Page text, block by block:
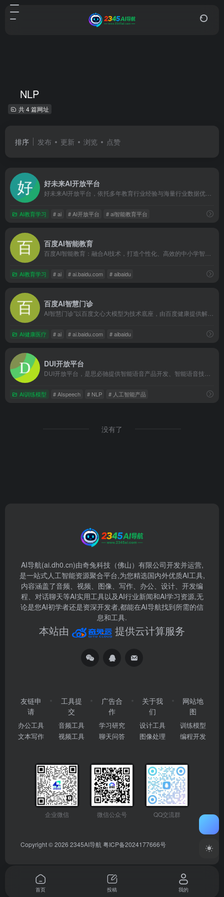
NLP
共 4 篇网址
排序 发布 更新 浏览 点赞
好未来AI开放平台
AI教育学习 # ai # AI开放平台 # ai智能教育平台
百度AI智能教育
AI教育学习 # ai # ai.baidu.com # aibaidu
百度AI智慧门诊
AI健康医疗 # ai # ai.baidu.com # aibaidu
DUI开放平台
AI训练模型 # AIspeech # NLP # 人工智能产品
没有了
AI导航(ai.dh0.cn)由奇兔科技（佛山）有限公司开发并运营,
是一站式人工智能资源聚合平台,为您精选国内外优质AI工具,
内容涵盖了音频、视频、图像、写作、办公、设计、开发编
程、对话聊天等AI实用工具以及AI行业新闻和AI学习资源,无
论是您AI初学者还是资深开发者,都能在AI导航找到所需的信
息和工具.
本站由 提供云计算服务
友链申
请
办公工具
文本写作
工具提
交
音频工具
视频工具
广告合
作
学习研究
聊天问答
关于我
们
设计工具
图像处理
网站地
图
训练模型
编程开发
企业微信 微信公众号 QQ交流群
Copyright © 2026 2345AI导航 粤ICP备2024177666号
首页 投稿 我的